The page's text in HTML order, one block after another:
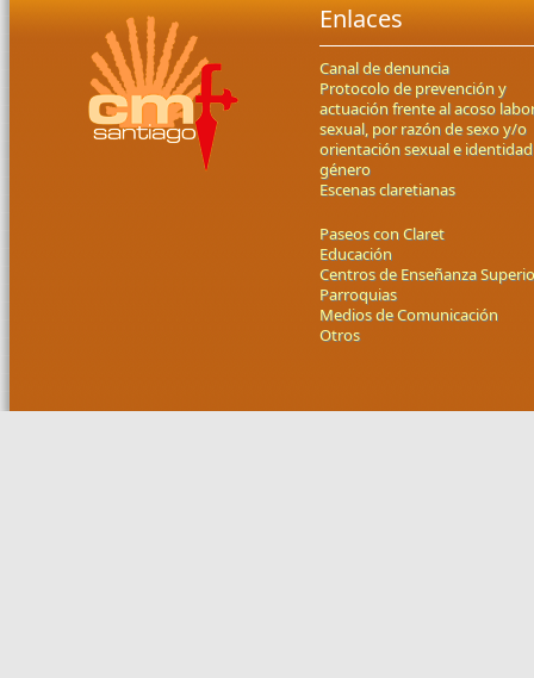
Enlaces
Canal de denuncia
Protocolo de prevención y
actuación frente al acoso
sexual, por razón de sexo y/o
orientación sexual e
género
Escenas claretianas
Paseos con Claret
Educación
Centros de Enseñanza
Parroquias
Medios de Comunicación
Otros